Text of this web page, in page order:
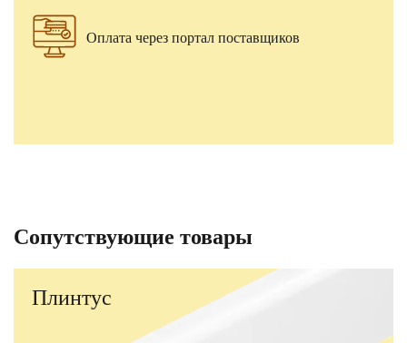
Оплата через портал поставщиков
Сопутствующие товары
Плинтус